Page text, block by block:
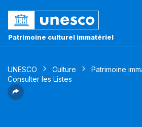
Patrimoine culturel immatériel
UNESCO Culture Patrimoine
Consulter les Listes